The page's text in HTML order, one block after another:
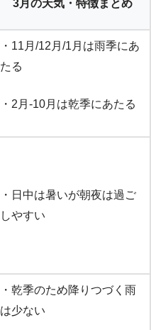
3月の天気・特徴まとめ
・11月/12月/1月は雨季にあ
たる
・2月-10月は乾季にあたる
・日中は暑いが朝夜は過ご
しやすい
・乾季のため降りつづく雨
は少ない